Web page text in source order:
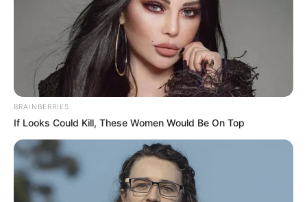
BRAINBERRIES
If Looks Could Kill, These Women Would Be On Top